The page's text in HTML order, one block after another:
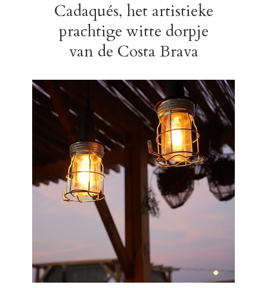
Cadaqués, het artistieke
prachtige witte dorpje
van de Costa Brava